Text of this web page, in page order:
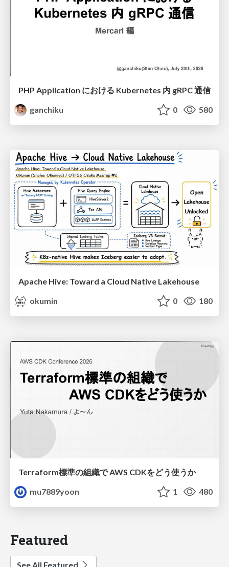
PHP Application における Kubernetes 内 gRPC 通信
ganchiku
0 580
Apache Hive: Toward a Cloud Native Lakehouse
okumin
0 180
Terraform標準の組織で AWS CDKをどう使うか
mu7889yoon
1 480
Featured
See All Featured